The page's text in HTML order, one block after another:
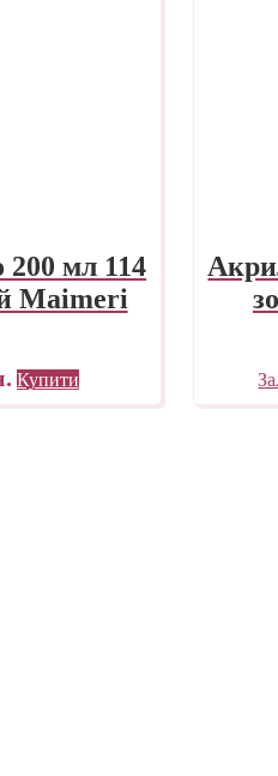
мл 114
Maimeri
Купити